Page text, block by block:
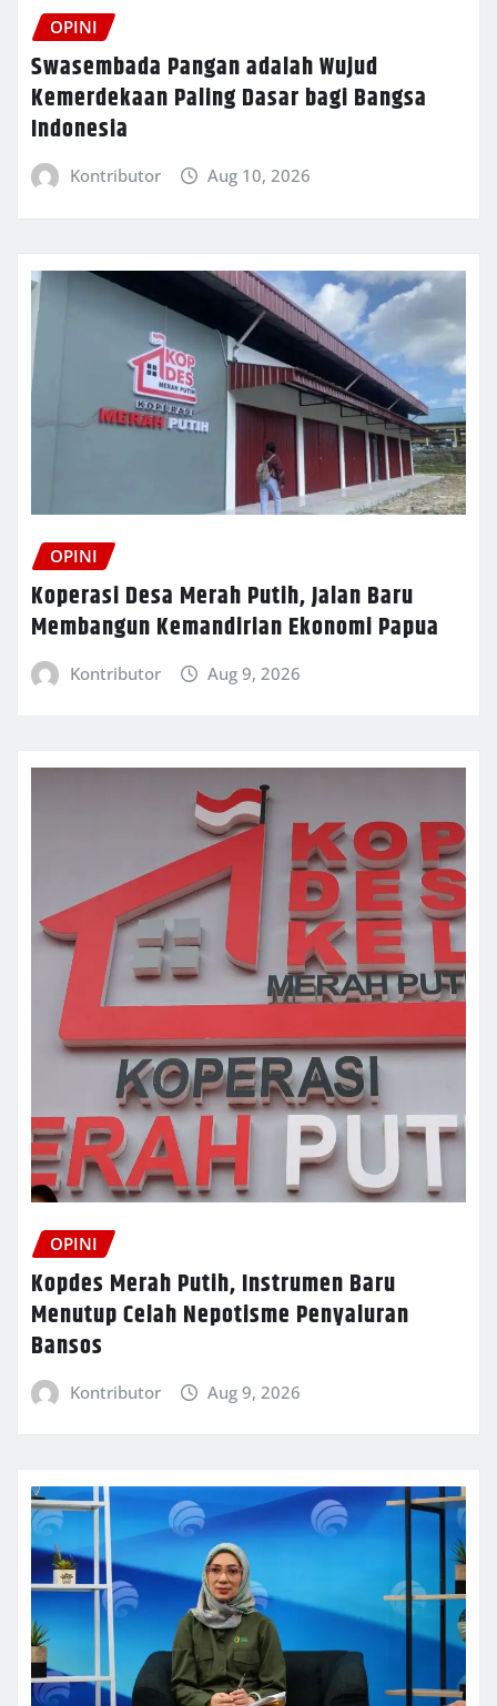
OPINI
Swasembada Pangan adalah Wujud
Kemerdekaan Paling Dasar bagi Bangsa
Indonesia
Kontributor Aug 10, 2026
OPINI
Koperasi Desa Merah Putih, Jalan Baru
Membangun Kemandirian Ekonomi Papua
Kontributor Aug 9, 2026
OPINI
Kopdes Merah Putih, Instrumen Baru
Menutup Celah Nepotisme Penyaluran
Bansos
Kontributor Aug 9, 2026